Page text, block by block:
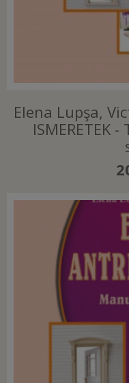
Elena Lupşa,
ISMERETEK